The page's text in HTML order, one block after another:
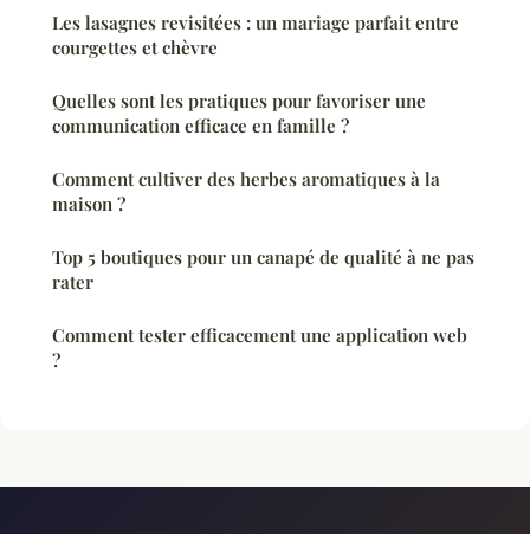
Les lasagnes revisitées : un mariage parfait entre
courgettes et chèvre
Quelles sont les pratiques pour favoriser une
communication efficace en famille ?
Comment cultiver des herbes aromatiques à la
maison ?
Top 5 boutiques pour un canapé de qualité à ne pas
rater
Comment tester efficacement une application web
?